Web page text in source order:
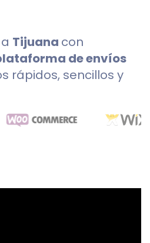
a Tijuana con
de envíos
rápidos, sencillos y